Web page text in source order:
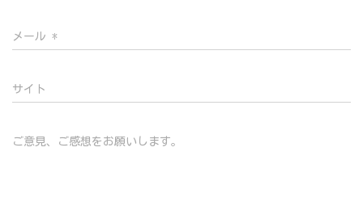
メール *
サイト
ご意見、ご感想をお願いします。